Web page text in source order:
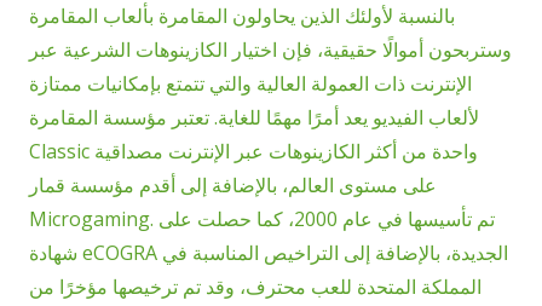
بالنسبة لأولئك الذين يحاولون المقامرة بألعاب المقامرة
وستربحون أموالًا حقيقية، فإن اختيار الكازينوهات الشرعية عبر
الإنترنت ذات العمولة العالية والتي تتمتع بإمكانيات ممتازة
لألعاب الفيديو يعد أمرًا مهمًا للغاية. تعتبر مؤسسة المقامرة
Classic واحدة من أكثر الكازينوهات عبر الإنترنت مصداقية
على مستوى العالم، بالإضافة إلى أقدم مؤسسة قمار
Microgaming. تم تأسيسها في عام 2000، كما حصلت على
شهادة eCOGRA الجديدة، بالإضافة إلى التراخيص المناسبة في
المملكة المتحدة للعب محترف، وقد تم ترخيصها مؤخرًا من